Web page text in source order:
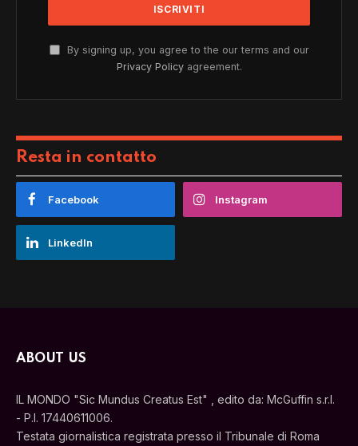
By signing up, you agree to the our terms and our
Privacy Policyagreement.
Resta in contatto
Facebook Instagram
LinkedIn
ABOUT US
IL MONDO "Sic Mundus Creatus Est" , edito da: McGuffin s.r.l.
- P.I. 17440611006.
Testata giornalistica registrata presso il Tribunale di Roma